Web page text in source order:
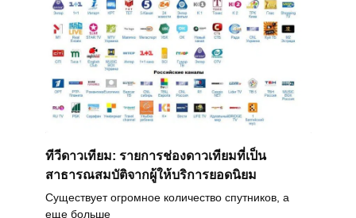
ทีวีดาวเทียม: รายการช่องดาวเทียมที่เป็น
สาธารณสมบัติจากผู้ให้บริการยอดนิยม
Существует огромное количество спутников, а
еще больше